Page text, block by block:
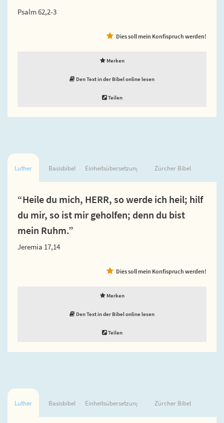
Psalm 62,2-3
Dies soll mein Konfispruch werden!
Merken
Den Text in der Bibel online lesen
Teilen
Luther Basisbibel Einheitsübersetzung Zürcher Bibel
“Heile du mich, HERR, so werde ich heil; hilf
du mir, so ist mir geholfen; denn du bist
mein Ruhm.”
Jeremia 17,14
Dies soll mein Konfispruch werden!
Merken
Den Text in der Bibel online lesen
Teilen
Luther Basisbibel Einheitsübersetzung Zürcher Bibel